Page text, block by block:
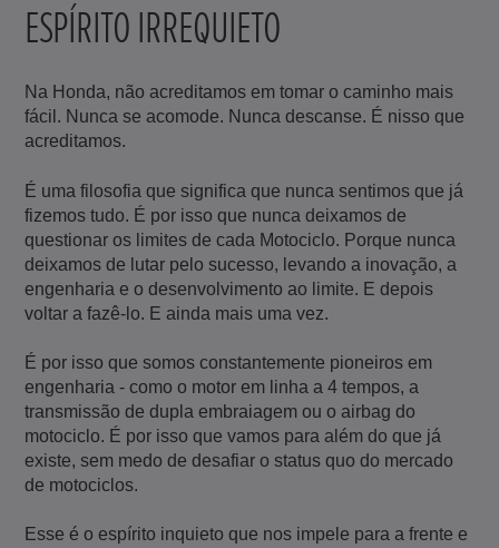
ESPÍRITO IRREQUIETO
Na Honda, não acreditamos em tomar o caminho mais
fácil. Nunca se acomode. Nunca descanse. É nisso que
acreditamos.
É uma filosofia que significa que nunca sentimos que já
fizemos tudo. É por isso que nunca deixamos de
questionar os limites de cada Motociclo. Porque nunca
deixamos de lutar pelo sucesso, levando a inovação, a
engenharia e o desenvolvimento ao limite. E depois
voltar a fazê-lo. E ainda mais uma vez.
É por isso que somos constantemente pioneiros em
engenharia - como o motor em linha a 4 tempos, a
transmissão de dupla embraiagem ou o airbag do
motociclo. É por isso que vamos para além do que já
existe, sem medo de desafiar o status quo do mercado
de motociclos.
Esse é o espírito inquieto que nos impele para a frente e